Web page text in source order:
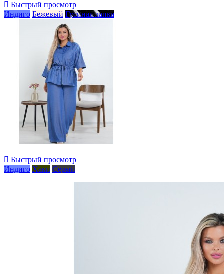
 Быстрый просмотр
Индиго Бежевый Гусиная лапка
 Быстрый просмотр
Индиго Хаки Серый